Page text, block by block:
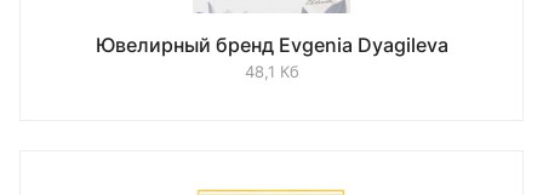
Ювелирный бренд Evgenia Dyagileva
48,1 Кб